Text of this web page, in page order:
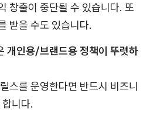
창출이 중단될 수 있습니다. 또
받을 수도 있습니다.
개인용/브랜드용 정책이 뚜렷하
스를 운영한다면 반드시 비즈니
니다.